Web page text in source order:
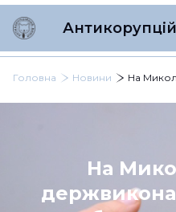
Головна Новини
На